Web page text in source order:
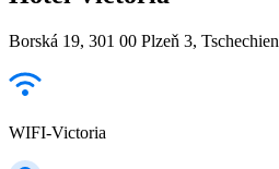
Borská 19, 301 00 Plzeň 3, Tschechien
WIFI-Victoria